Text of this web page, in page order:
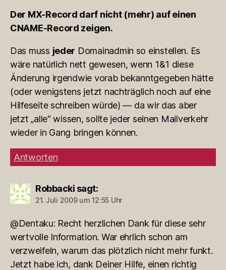
Der MX-Record darf nicht (mehr) auf einen
CNAME-Record zeigen.
Das muss jeder Domainadmin so einstellen. Es
wäre natürlich nett gewesen, wenn 1&1 diese
Änderung irgendwie vorab bekanntgegeben hätte
(oder wenigstens jetzt nachträglich noch auf eine
Hilfeseite schreiben würde) — da wir das aber
jetzt „alle“ wissen, sollte jeder seinen Mailverkehr
wieder in Gang bringen können.
Antworten
Robbacki sagt:
21. Juli 2009 um 12:55 Uhr
@Dentaku: Recht herzlichen Dank für diese sehr
wertvolle Information. War ehrlich schon am
verzweifeln, warum das plötzlich nicht mehr funkt.
Jetzt habe ich, dank Deiner Hilfe, einen richtig